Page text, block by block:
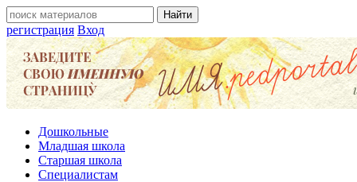
регистрация Вход
Дошкольные
Младшая школа
Старшая школа
Специалистам